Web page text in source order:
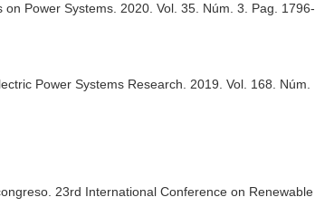
on Power Systems . 2020. Vol. 35. Núm. 3. Pag. 1796-
Power Systems Research . 2019. Vol. 168. Núm.
23rd International Conference on Renewable